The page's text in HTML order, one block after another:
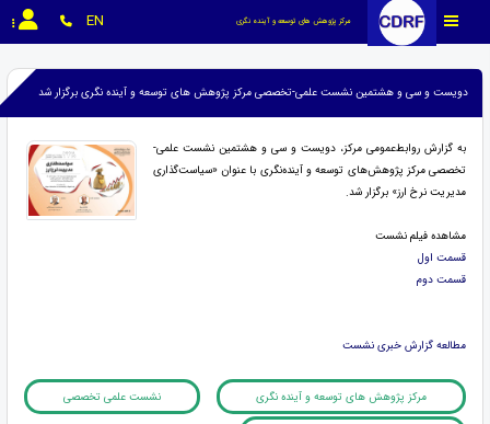
مرکز پژوهش های توسعه و آینده نگری EN
دویست و سی و هشتمین نشست علمی-تخصصی مرکز پژوهش های توسعه و آینده نگری برگزار شد
به گزارش روابط‌عمومی مرکز، دویست و سی و هشتمین نشست علمی-
تخصصی مرکز پژوهش‌های توسعه و آینده‌نگری با عنوان «سیاست‌گذاری
مدیریت نرخ ارز» برگزار شد.
مشاهده فیلم نشست
قسمت اول
قسمت دوم
مطالعه گزارش خبری نشست
مرکز پژوهش های توسعه و آینده نگری نشست علمی تخصصی